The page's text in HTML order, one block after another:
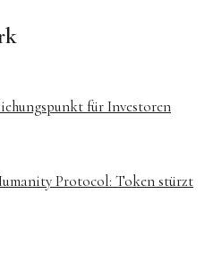
für Investoren
Protocol: Token stürzt